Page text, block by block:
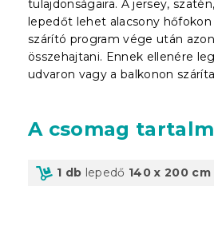
tulajdonságaira. A jersey,
lepedőt lehet alacsony hőfokon
szárító program vége után
összehajtani. Ennek ellenére
udvaron vagy a balkonon
A csomag
1 db lepedő 140 x 200 cm